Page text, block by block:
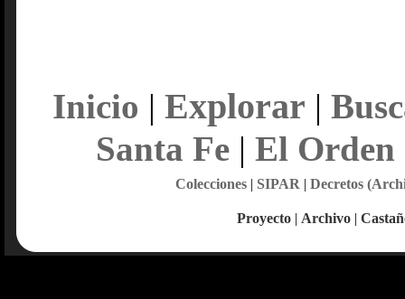
Inicio | Explorar |
Santa Fe| El Orden
Colecciones| SIPAR | Decretos
Proyecto | Archivo |